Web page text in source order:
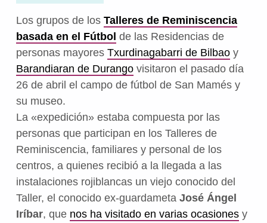
Los grupos de los Talleres de Reminiscencia
basada en el Fútbol de las Residencias de
personas mayores Txurdinagabarri de Bilbaoy
Barandiaran de Durangovisitaron el pasado día
26 de abril el campo de fútbol de San Mamés y
su museo.
La «expedición» estaba compuesta por las
personas que participan en los Talleres de
Reminiscencia, familiares y personal de los
centros, a quienes recibió a la llegada a las
instalaciones rojiblancas un viejo conocido del
Taller, el conocido ex-guardameta José Ángel
Iríbar, que nos ha visitado en varias ocasionesy